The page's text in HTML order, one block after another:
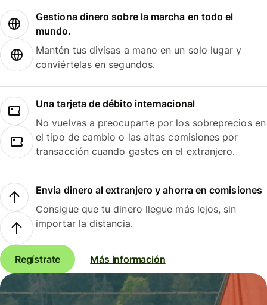
Gestiona dinero sobre la marcha en todo el
mundo.
Mantén tus divisas a mano en un solo lugar y
conviértelas en segundos.
Una tarjeta de débito internacional
No vuelvas a preocuparte por los sobreprecios en
el tipo de cambio o las altas comisiones por
transacción cuando gastes en el extranjero.
Envía dinero al extranjero y ahorra en comisiones
Consigue que tu dinero llegue más lejos, sin
importar la distancia.
Regístrate Más información